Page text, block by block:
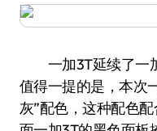
一加3T延续了一加
值得一提的是，本次
灰”配色，这种配色